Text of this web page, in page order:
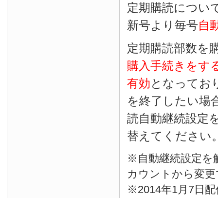
定期購読につい
新号より毎号自
定期購読部数を
購入手続きをす
有効となってお
を終了したい場
読自動継続設定
替えてください
※自動継続設定を
カウントから変
※2014年1月7日